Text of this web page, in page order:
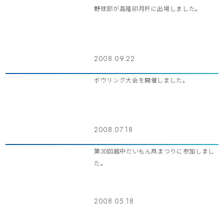
野球部が高隆卯月杯に出場しました。
2008.09.22
ボウリング大会を開催しました。
2008.07.18
第30回越中だいもん凧まつりに参加しまし
た。
2008.05.18